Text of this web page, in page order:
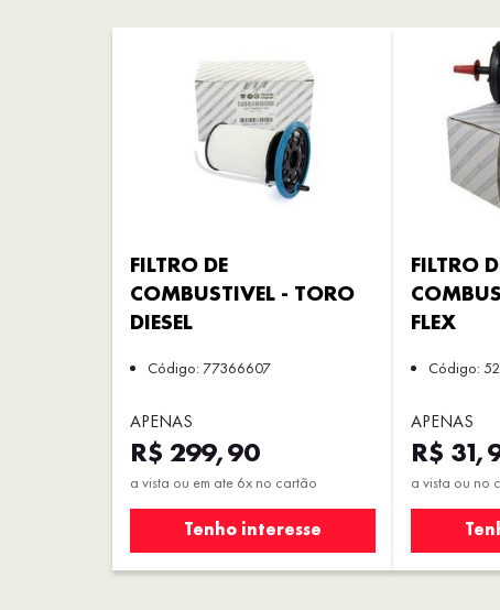
FILTRO DE
COMBUSTIVEL - TORO
DIESEL
Código: 77366607
APENAS
R$ 299,90
a vista ou em ate 6x no cartão
Tenho interesse
FILTRO
FLEX
Código:
APENAS
R$
a vista ou no